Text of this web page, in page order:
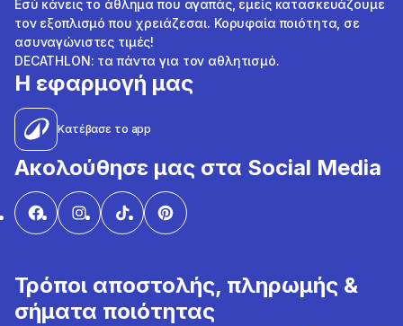
Εσύ κάνεις το άθλημα που αγαπάς, εμείς κατασκευάζουμε
τον εξοπλισμό που χρειάζεσαι. Κορυφαία ποιότητα, σε
ασυναγώνιστες τιμές!
DECATHLON: τα πάντα για τον αθλητισμό.
Η εφαρμογή μας
Κατέβασε το app
Ακολούθησε μας στα Social Media
Τρόποι αποστολής, πληρωμής &
σήματα ποιότητας